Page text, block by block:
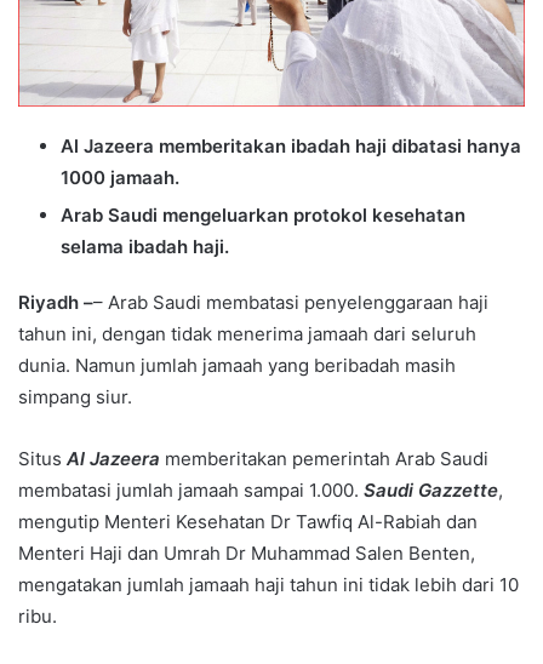
Al Jazeera memberitakan ibadah haji dibatasi hanya
1000 jamaah.
Arab Saudi mengeluarkan protokol kesehatan
selama ibadah haji.
Riyadh –– Arab Saudi membatasi penyelenggaraan haji
tahun ini, dengan tidak menerima jamaah dari seluruh
dunia. Namun jumlah jamaah yang beribadah masih
simpang siur.
Situs Al Jazeera memberitakan pemerintah Arab Saudi
membatasi jumlah jamaah sampai 1.000. Saudi Gazzette,
mengutip Menteri Kesehatan Dr Tawfiq Al-Rabiah dan
Menteri Haji dan Umrah Dr Muhammad Salen Benten,
mengatakan jumlah jamaah haji tahun ini tidak lebih dari 10
ribu.